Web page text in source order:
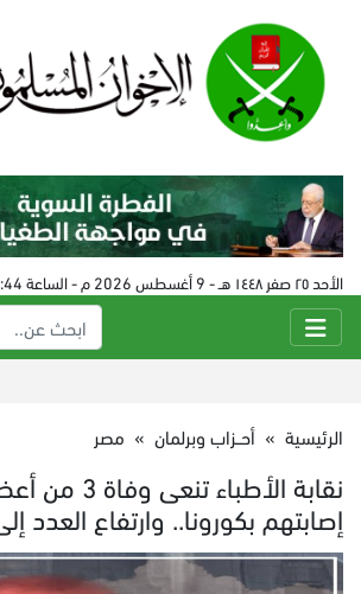
الأحد ٢٥ صفر ١٤٤٨ هـ - 9 أغسطس 2026 م - الساعة 09:44 م
الرئيسية » أحــزاب وبرلمان » مصر
نقابة الأطباء
إصابتهم بكورونا.. وارتفاع العدد إلى 316